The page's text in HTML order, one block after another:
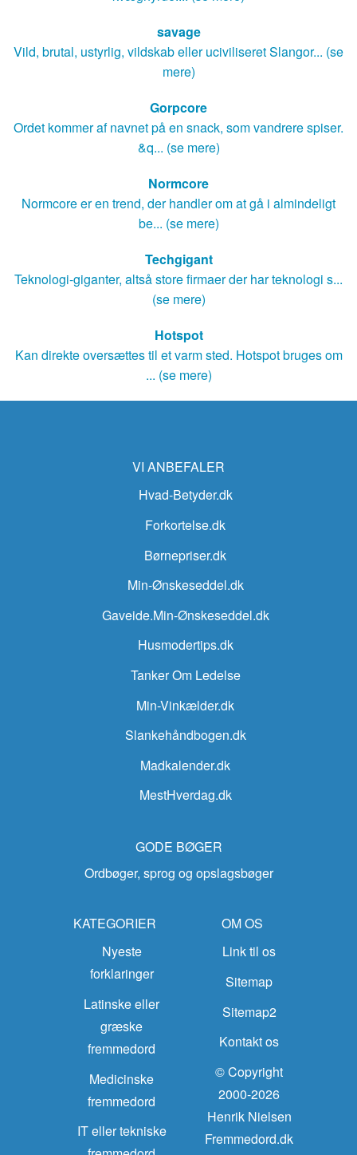
savage
Vild, brutal, ustyrlig, vildskab eller uciviliseret Slangor... (se
mere)
Gorpcore
Ordet kommer af navnet på en snack, som vandrere spiser.
&q... (se mere)
Normcore
Normcore er en trend, der handler om at gå i almindeligt
be... (se mere)
Techgigant
Teknologi-giganter, altså store firmaer der har teknologi s...
(se mere)
Hotspot
Kan direkte oversættes til et varm sted. Hotspot bruges om
... (se mere)
VI ANBEFALER
Hvad-Betyder.dk
Forkortelse.dk
Børnepriser.dk
Min-Ønskeseddel.dk
Gaveide.Min-Ønskeseddel.dk
Husmodertips.dk
Tanker Om Ledelse
Min-Vinkælder.dk
Slankehåndbogen.dk
Madkalender.dk
MestHverdag.dk
GODE BØGER
Ordbøger, sprog og opslagsbøger
KATEGORIER
Nyeste
forklaringer
Latinske eller
græske
fremmedord
Medicinske
fremmedord
IT eller tekniske
OM OS
Link til os
Sitemap
Sitemap2
Kontakt os
© Copyright
2000-2026
Henrik Nielsen
Fremmedord.dk